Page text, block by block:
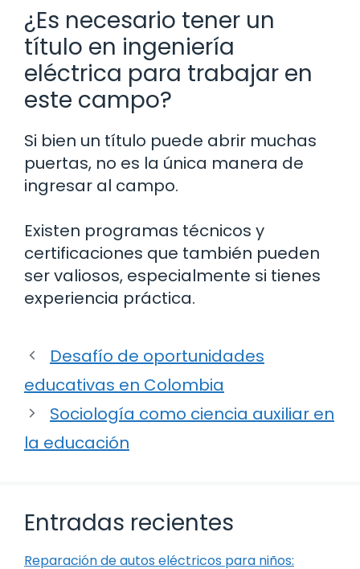
¿Es necesario tener un
título en ingeniería
eléctrica para trabajar en
este campo?
Si bien un título puede abrir muchas
puertas, no es la única manera de
ingresar al campo.
Existen programas técnicos y
certificaciones que también pueden
ser valiosos, especialmente si tienes
experiencia práctica.
Desafío de oportunidades
educativas en Colombia
Sociología como ciencia auxiliar en
la educación
Entradas recientes
Reparación de autos eléctricos para niños: